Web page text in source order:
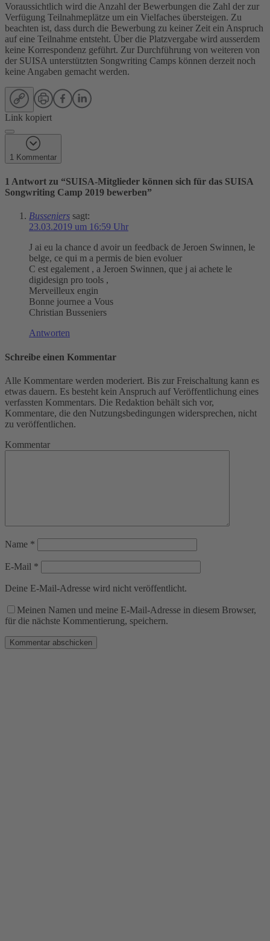
Voraussichtlich wird die Anzahl der Bewerbungen die Zahl der zur
Verfügung Teilnahmeplätze um ein Vielfaches übersteigen. Zu
beachten ist, dass durch die Bewerbung zu keiner Zeit ein Anspruch
auf eine Teilnahme entsteht. Über die Platzvergabe wird ausserdem
keine Korrespondenz geführt. Zur Durchführung von weiteren von
der SUISA unterstützten Songwriting Camps können derzeit noch
keine Angaben gemacht werden.
Link kopiert
1 Kommentar
1 Antwort zu “SUISA-Mitglieder können sich für das SUISA
Songwriting Camp 2019 bewerben”
Busseniers sagt:
23.03.2019 um 16:59 Uhr
J ai eu la chance d avoir un feedback de Jeroen Swinnen, le
belge, ce qui m a permis de bien evoluer
C est egalement , a Jeroen Swinnen, que j ai achete le
digidesign pro tools ,
Merveilleux engin
Bonne journee a Vous
Christian Busseniers
Antworten
Schreibe einen Kommentar
Alle Kommentare werden moderiert. Bis zur Freischaltung kann es
etwas dauern. Es besteht kein Anspruch auf Veröffentlichung eines
verfassten Kommentars. Die Redaktion behält sich vor,
Kommentare, die den Nutzungsbedingungen widersprechen, nicht
zu veröffentlichen.
Kommentar
Name *
E-Mail *
Deine E-Mail-Adresse wird nicht veröffentlicht.
Meinen Namen und meine E-Mail-Adresse in diesem Browser,
für die nächste Kommentierung, speichern.